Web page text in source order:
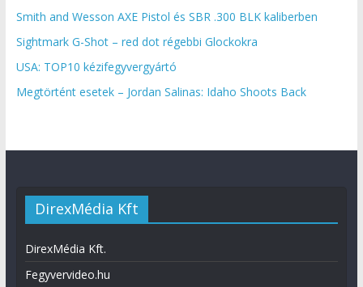
Smith and Wesson AXE Pistol és SBR .300 BLK kaliberben
Sightmark G-Shot – red dot régebbi Glockokra
USA: TOP10 kézifegyvergyártó
Megtörtént esetek – Jordan Salinas: Idaho Shoots Back
DirexMédia Kft
DirexMédia Kft.
Fegyvervideo.hu